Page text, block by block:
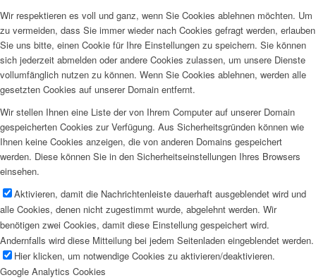
Wir respektieren es voll und ganz, wenn Sie Cookies ablehnen möchten. Um
zu vermeiden, dass Sie immer wieder nach Cookies gefragt werden, erlauben
Sie uns bitte, einen Cookie für Ihre Einstellungen zu speichern. Sie können
sich jederzeit abmelden oder andere Cookies zulassen, um unsere Dienste
vollumfänglich nutzen zu können. Wenn Sie Cookies ablehnen, werden alle
gesetzten Cookies auf unserer Domain entfernt.
Wir stellen Ihnen eine Liste der von Ihrem Computer auf unserer Domain
gespeicherten Cookies zur Verfügung. Aus Sicherheitsgründen können wie
Ihnen keine Cookies anzeigen, die von anderen Domains gespeichert
werden. Diese können Sie in den Sicherheitseinstellungen Ihres Browsers
einsehen.
Aktivieren, damit die Nachrichtenleiste dauerhaft ausgeblendet wird und
alle Cookies, denen nicht zugestimmt wurde, abgelehnt werden. Wir
benötigen zwei Cookies, damit diese Einstellung gespeichert wird.
Andernfalls wird diese Mitteilung bei jedem Seitenladen eingeblendet werden.
Hier klicken, um notwendige Cookies zu aktivieren/deaktivieren.
Google Analytics Cookies